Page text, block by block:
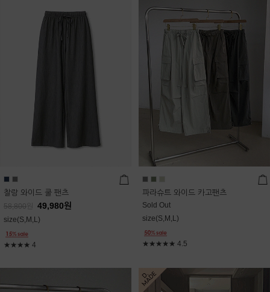
찰랑 와이드 쿨 팬츠
58,800 49,980원
size(S,M,L)
★★★★ 4
파라슈트 와이드 카고팬츠
Sold Out
size(S,M,L)
★★★★★ 4.5